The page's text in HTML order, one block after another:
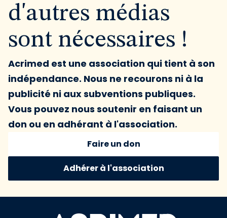
d'autres médias
sont nécessaires !
Acrimed est une association qui tient à son
indépendance. Nous ne recourons ni à la
publicité ni aux subventions publiques.
Vous pouvez nous soutenir en faisant un
don ou en adhérant à l'association.
Faire un don
Adhérer à l'association